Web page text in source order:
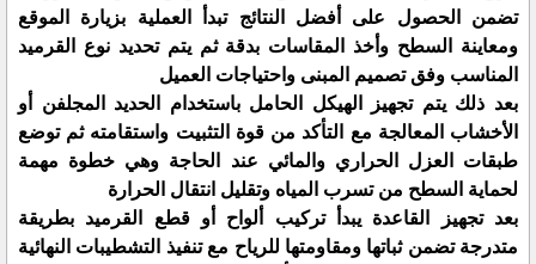
تضمن الحصول على أفضل النتائج تبدأ العملية بزيارة الموقع
ومعاينة السطح وأخذ المقاسات بدقة ثم يتم تحديد نوع القرميد
المناسب وفق تصميم المبنى واحتياجات العميل
بعد ذلك يتم تجهيز الهيكل الحامل باستخدام الحديد المجلفن أو
الأخشاب المعالجة مع التأكد من قوة التثبيت واستقامته ثم توضع
طبقات العزل الحراري والمائي عند الحاجة وهي خطوة مهمة
لحماية السطح من تسرب المياه وتقليل انتقال الحرارة
بعد تجهيز القاعدة يبدأ تركيب ألواح أو قطع القرميد بطريقة
متدرجة تضمن ثباتها ومقاومتها للرياح مع تنفيذ التشطيبات النهائية